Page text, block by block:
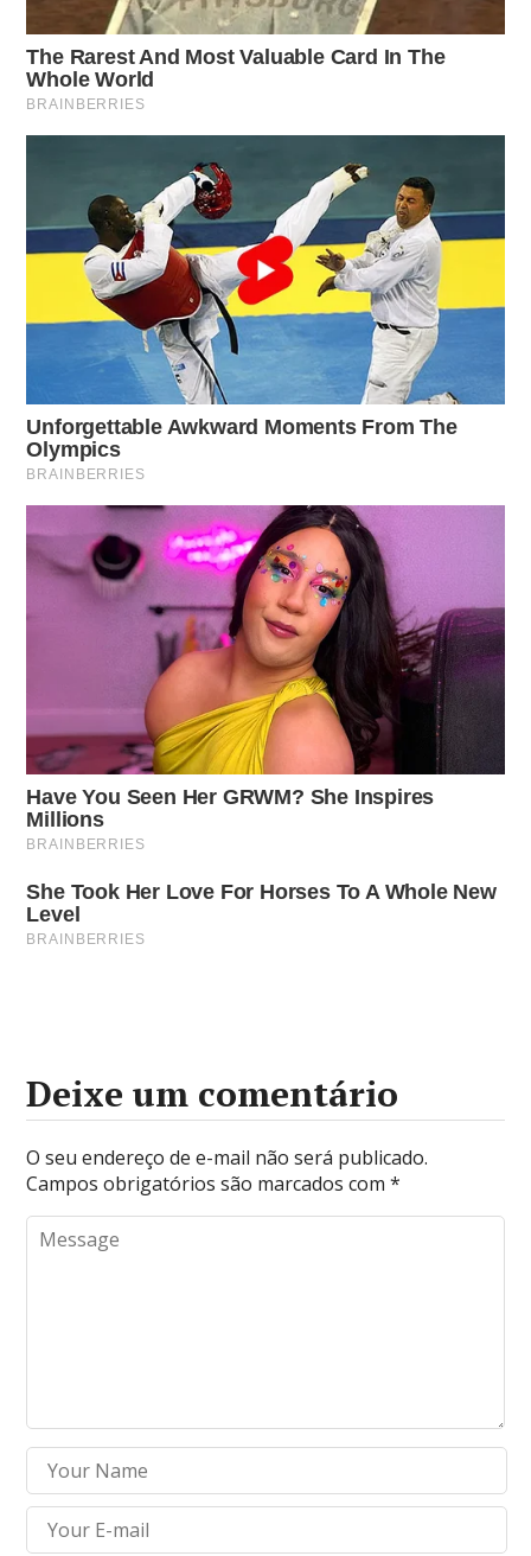
Deixe um comentário
O seu endereço de e-mail não será publicado.
Campos obrigatórios são marcados com*